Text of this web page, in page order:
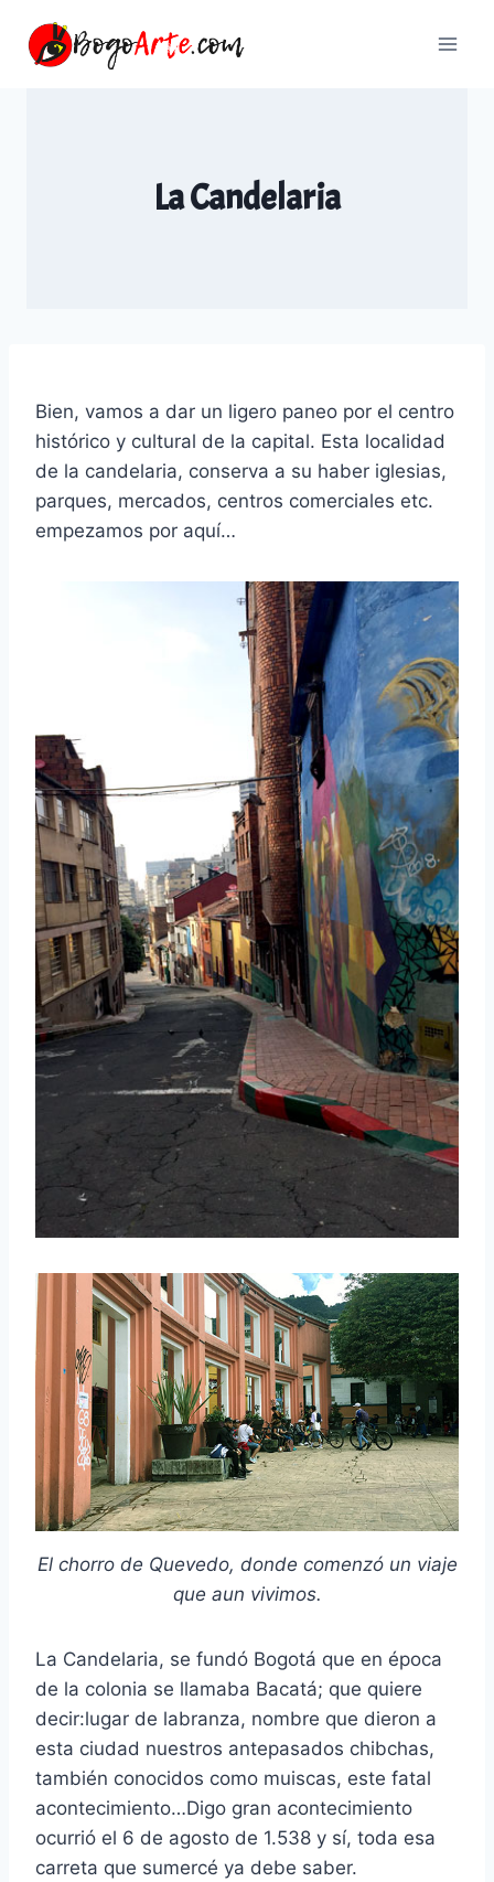
contenido
La Candelaria
Bien, vamos a dar un ligero paneo por el centro
histórico y cultural de la capital. Esta localidad
de la candelaria, conserva a su haber iglesias,
parques, mercados, centros comerciales etc.
empezamos por aquí…
El chorro de Quevedo, donde comenzó un viaje
que aun vivimos.
La Candelaria, se fundó Bogotá que en época
de la colonia se llamaba Bacatá; que quiere
decir:lugar de labranza, nombre que dieron a
esta ciudad nuestros antepasados chibchas,
también conocidos como muiscas, este fatal
acontecimiento…Digo gran acontecimiento
ocurrió el 6 de agosto de 1.538 y sí, toda esa
carreta que sumercé ya debe saber.